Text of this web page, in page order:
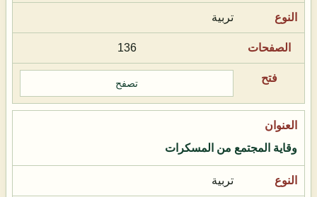
تربية
136
تصفح
وقاية المجتمع من المسكرات
تربية